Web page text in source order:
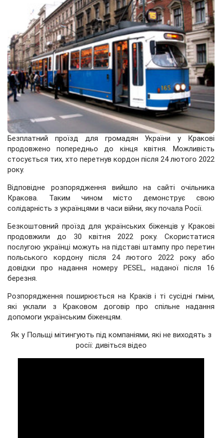
Безплатний проїзд для громадян України у Кракові
продовжено попередньо до кінця квітня. Можливість
стосується тих, хто перетнув кордон після 24 лютого 2022
року.
Відповідне розпорядження вийшло на сайті очільника
Кракова. Таким чином місто демонструє свою
солідарність з українцями в часи війни, яку почала Росії.
Безкоштовний проїзд для українських біженців у Кракові
продовжили до 30 квітня 2022 року. Скористатися
послугою українці можуть на підставі штампу про перетин
польського кордону після 24 лютого 2022 року або
довідки про надання номеру PESEL, наданої після 16
березня.
Розпорядження поширюється на Краків і ті сусідні гміни,
які уклали з Краковом договір про спільне надання
допомоги українським біженцям.
Як у Польщі мітингують під компаніями, які не виходять з
росії: дивіться відео